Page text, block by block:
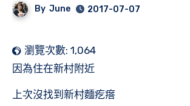
By June 2017-07-07
瀏覽次數: 1,064
因為住在新村附近
上次沒找到新村麵疙瘩